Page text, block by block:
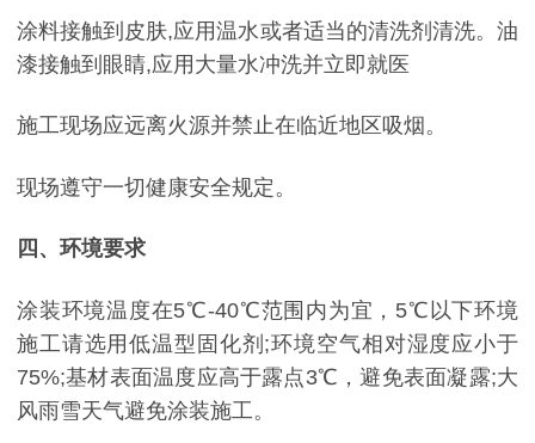
涂料接触到皮肤,应用温水或者适当的清洗剂清洗。油
漆接触到眼睛,应用大量水冲洗并立即就医
施工现场应远离火源并禁止在临近地区吸烟。
现场遵守一切健康安全规定。
四、环境要求
涂装环境温度在5℃-40℃范围内为宜，5℃以下环境
施工请选用低温型固化剂;环境空气相对湿度应小于
75%;基材表面温度应高于露点3℃，避免表面凝露;大
风雨雪天气避免涂装施工。